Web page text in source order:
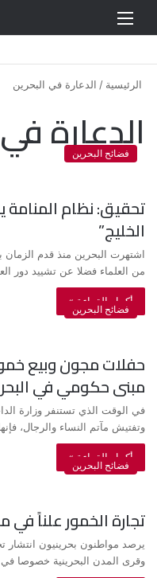
الرئيسية / الدعارة في البحرين
الدعارة
فضائح البحرين
تحقيق: نظام المنامة
الخليج”
اشتهرت البحرين منذ قدم الزمان
من العلماء فضلا عن تشييد دور
أكمل القراءة »
فضائح البحرين
حفلات مجون وبيع
مبنى حكومي في
في الوقت الذي تستنفر وزارة
وتفتيش مآتم النساء والرجال،
أكمل القراءة »
فضائح البحرين
تجارة الخمور علناً في
يرصد مواطنون بحرينيون انتشار
وقرى المدن البحرينية خصوصا